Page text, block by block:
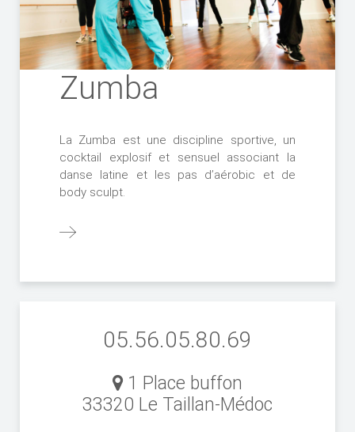
Zumba
La Zumba est une discipline sportive, un
cocktail explosif et sensuel associant la
danse latine et les pas d’aérobic et de
body sculpt.
05.56.05.80.69
1 Place buffon
33320 Le Taillan-Médoc